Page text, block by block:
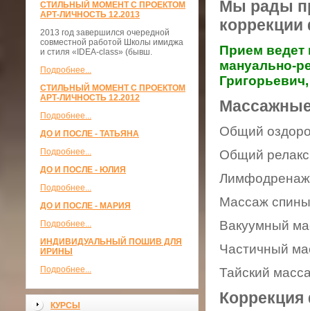
СТИЛЬНЫЙ МОМЕНТ С ПРОЕКТОМ
АРТ-ЛИЧНОСТЬ 12.2013
2013 год завершился очередной
совместной работой Школы имиджа
и стиля «IDEA-class» (бывш.
Подробнее...
СТИЛЬНЫЙ МОМЕНТ С ПРОЕКТОМ
АРТ-ЛИЧНОСТЬ 12.2012
Подробнее...
ДО И ПОСЛЕ - ТАТЬЯНА
Подробнее...
ДО И ПОСЛЕ - ЮЛИЯ
Подробнее...
ДО И ПОСЛЕ - МАРИЯ
Подробнее...
ИНДИВИДУАЛЬНЫЙ ПОШИВ ДЛЯ
ИРИНЫ
Подробнее...
КУРСЫ
Мы рады
Прием ведет
мануально-
Григорьевич
Общий
Общий
Массаж
Вакуумный
Частичный
Тайский